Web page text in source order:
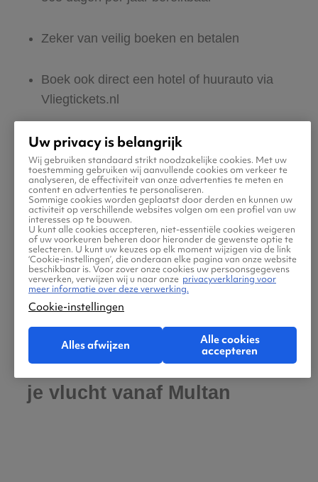
Zeker van veilig boeken en betalen
Boek ook direct een hotel of huurauto via
Vliegtickets.nl
Gratis tips, reisadvies en speciale
aanbiedingen voor vliegtickets naar Multan
Jouw zoektocht naar vliegtickets moet
makkelijk én leuk zijn. Daarom helpen wij jou
maar al te graag met de reis naar Multan! Ben
jij klaar om jouw tickets te zoeken en boeken?
Praktische informatie voor
je vlucht vanaf Multan
Uw privacy is belangrijk
Wij gebruiken standaard strikt noodzakelijke cookies. Met uw
toestemming gebruiken wij aanvullende cookies om verkeer te
analyseren, de effectiviteit van onze advertenties te meten en
content en advertenties te personaliseren.
Sommige cookies worden geplaatst door derden en kunnen uw
activiteit op verschillende websites volgen om een profiel van uw
interesses op te bouwen.
U kunt alle cookies accepteren, niet-essentiële cookies weigeren
of uw voorkeuren beheren door hieronder de gewenste optie te
selecteren. U kunt uw keuzes op elk moment wijzigen via de link
‘Cookie-instellingen’, die onderaan elke pagina van onze website
beschikbaar is. Voor zover onze cookies uw persoonsgegevens
verwerken, verwijzen wij u naar onze privacyverklaring voor
meer informatie over deze verwerking.
Cookie-instellingen
Alles afwijzen
Alle cookies
accepteren